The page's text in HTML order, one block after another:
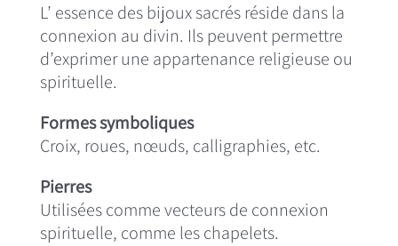
L’ essence des bijoux sacrés réside dans la
connexion au divin. Ils peuvent permettre
d’exprimer une appartenance religieuse ou
spirituelle.
Formes symboliques
Croix, roues, nœuds, calligraphies, etc.
Pierres
Utilisées comme vecteurs de connexion
spirituelle, comme les chapelets.